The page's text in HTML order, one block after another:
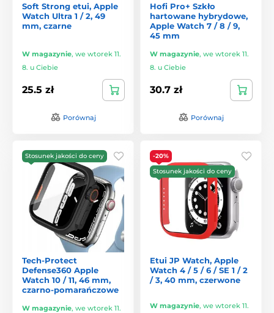
Soft Strong etui, Apple
Watch Ultra 1 / 2, 49
mm, czarne
W magazynie, we wtorek 11.
8. u Ciebie
25.5 zł
Porównaj
Hofi Pro+ Szkło
hartowane hybrydowe,
Apple Watch 7 / 8 / 9,
45 mm
W magazynie, we wtorek 11.
8. u Ciebie
30.7 zł
Porównaj
Stosunek jakości do ceny
Tech-Protect
Defense360 Apple
Watch 10 / 11, 46 mm,
czarno-pomarańczowe
W magazynie, we wtorek 11.
-20%
Stosunek jakości do ceny
Etui JP Watch, Apple
Watch 4 / 5 / 6 / SE 1 / 2
/ 3, 40 mm, czerwone
W magazynie, we wtorek 11.